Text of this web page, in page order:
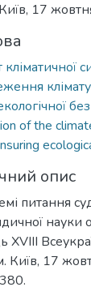
17
клімату
of the
опис
питання
науки
XVIII
Київ, 17